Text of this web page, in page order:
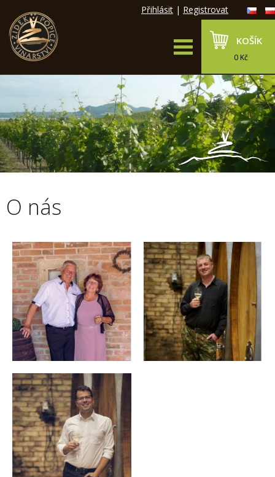
Přihlásit | Registrovat
KOŠÍK
0 Kč
O nás